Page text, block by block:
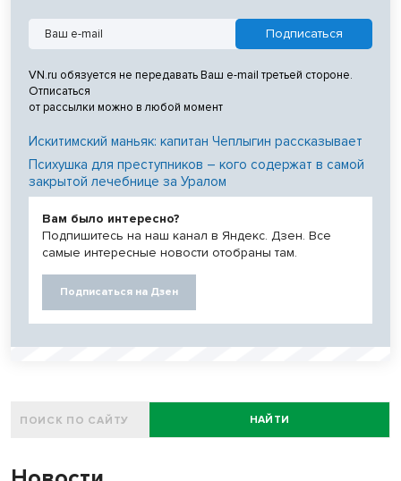
VN.ru обязуется не передавать Ваш e-mail третьей стороне.
Отписаться
от рассылки можно в любой момент
Искитимский маньяк: капитан Чеплыгин рассказывает
Психушка для преступников – кого содержат в самой
закрытой лечебнице за Уралом
Вам было интересно?
Подпишитесь на наш канал в Яндекс. Дзен. Все
самые интересные новости отобраны там.
Подписаться на Дзен
НАЙТИ